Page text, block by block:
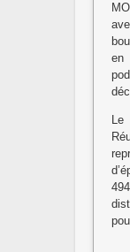
en
Le